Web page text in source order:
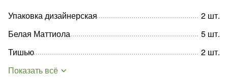
Упаковка дизайнерская 2 шт.
Белая Маттиола
5 шт.
Тишью
2 шт.
Показать всё